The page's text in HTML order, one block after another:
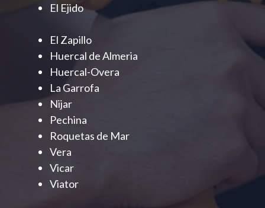
El Ejido
El Zapillo
Huercal de Almeria
Huercal-Overa
La Garrofa
Nijar
Pechina
Roquetas de Mar
Vera
Vicar
Viator